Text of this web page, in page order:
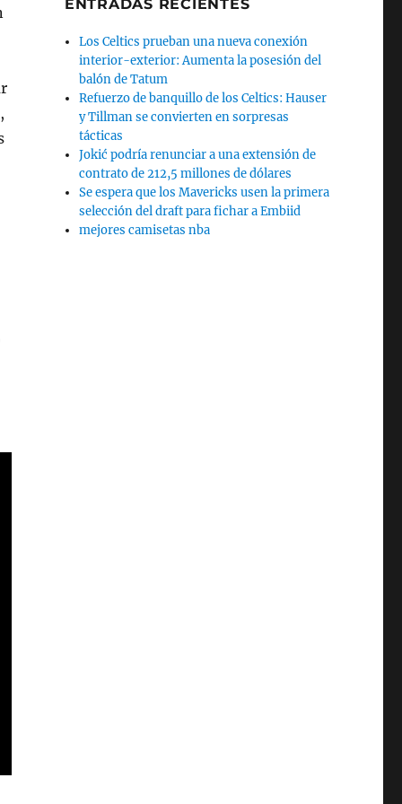
ENTRADAS RECIENTES
Los Celtics prueban una nueva conexión
interior-exterior: Aumenta la posesión del
balón de Tatum
Refuerzo de banquillo de los Celtics: Hauser
y Tillman se convierten en sorpresas
tácticas
Jokić podría renunciar a una extensión de
contrato de 212,5 millones de dólares
Se espera que los Mavericks usen la primera
selección del draft para fichar a Embiid
mejores camisetas nba